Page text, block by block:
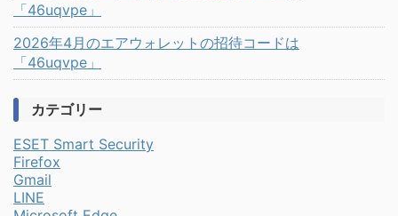
「46uqvpe」
2026年4月のエアウォレットの招待コードは
「46uqvpe」
カテゴリー
ESET Smart Security
Firefox
Gmail
LINE